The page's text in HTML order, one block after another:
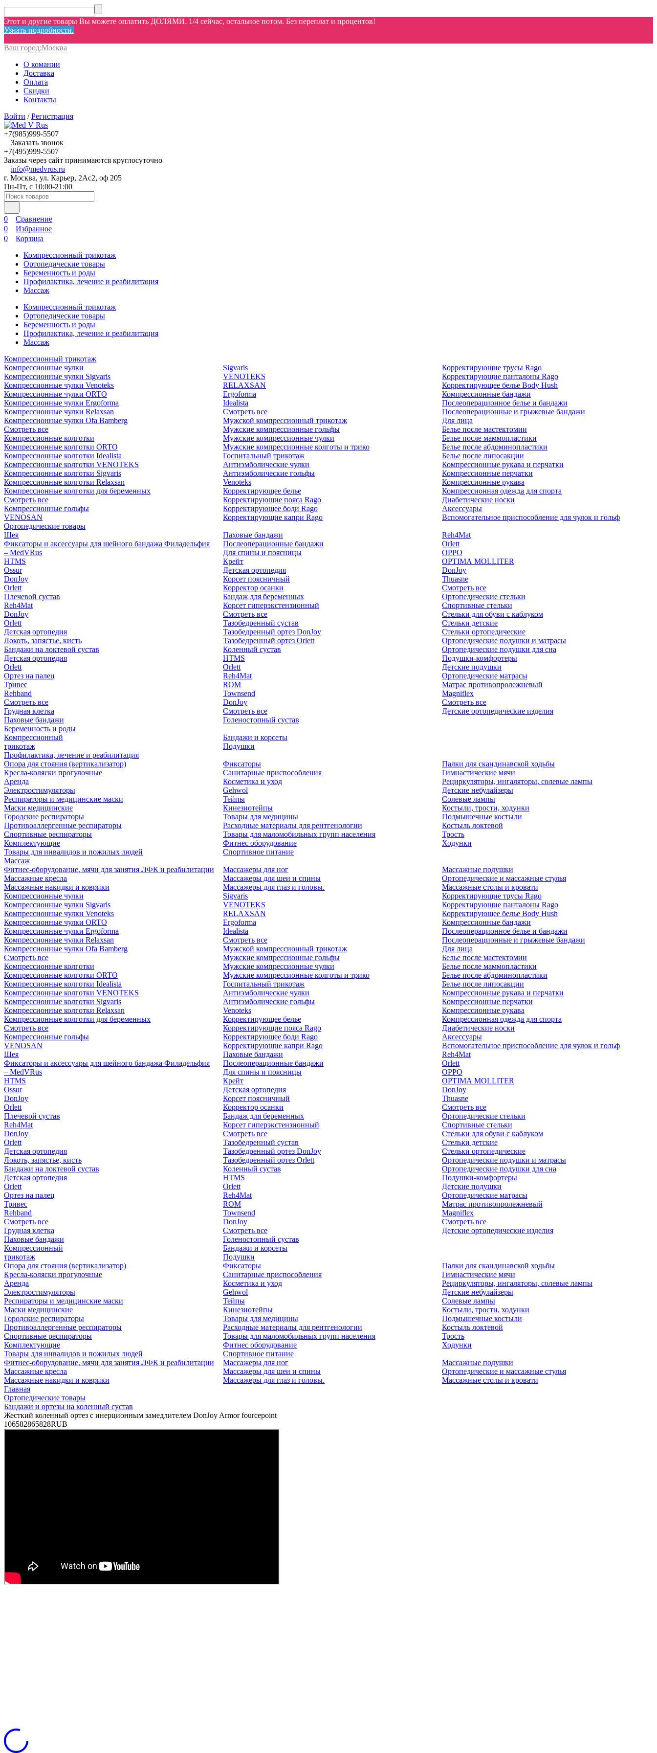
Этот и другие товары Вы можете оплатить ДОЛЯМИ. 1/4 сейчас, остальное потом. Без переплат и процентов!
Узнать подробности.
Ваш город:Москва
О комании
Доставка
Оплата
Скидки
Контакты
Войти /Регистрация
+7(985)999-5507
Заказать звонок
+7(495)999-5507
Заказы через сайт принимаются круглосуточно
info@medvrus.ru
г. Москва, ул. Карьер, 2Ас2, оф 205
Пн-Пт, с 10:00-21:00
0
Сравнение
0
Избранное
0
Корзина
Компрессионный трикотаж
Ортопедические товары
Беременность и роды
Профилактика, лечение и реабилитация
Массаж
Компрессионный трикотаж
Ортопедические товары
Беременность и роды
Профилактика, лечение и реабилитация
Массаж
Компрессионный трикотаж
Компрессионные чулки
Компрессионные чулки Sigvaris
Компрессионные чулки Venoteks
Компрессионные чулки ORTO
Компрессионные чулки Ergoforma
Компрессионные чулки Relaxsan
Компрессионные чулки Ofa Bamberg
Смотреть все
Компрессионные колготки
Компрессионные колготки ORTO
Компрессионные колготки Idealista
Компрессионные колготки VENOTEKS
Компрессионные колготки Sigvaris
Компрессионные колготки Relaxsan
Компрессионные колготки для беременных
Смотреть все
Компрессионные гольфы
VENOSAN
Sigvaris
VENOTEKS
RELAXSAN
Ergoforma
Idealista
Смотреть все
Мужской компрессионный трикотаж
Мужские компрессионные гольфы
Мужские компрессионные чулки
Мужские компрессионные колготы и трико
Госпитальный трикотаж
Антиэмболические чулки
Антиэмболические гольфы
Venoteks
Корректирующее белье
Корректирующие пояса Rago
Корректирующее боди Rago
Корректирующие капри Rago
Корректирующие трусы Rago
Корректирующие панталоны Rago
Корректирующее белье Body Hush
Компрессионные бандажи
Послеоперационное белье и бандажи
Послеоперационные и грыжевые бандажи
Для лица
Белье после мастектомии
Белье после маммопластики
Белье после абдоминопластики
Белье после липосакции
Компрессионные рукава и перчатки
Компрессионные перчатки
Компрессионные рукава
Компрессионная одежда для спорта
Диабетические носки
Аксессуары
Вспомогательное приспособление для чулок и гольф
Ортопедические товары
Шея
Фиксаторы и аксессуары для шейного бандажа Филадельфия
– MedVRus
HTMS
Ossur
DonJoy
Orlett
Плечевой сустав
Reh4Mat
DonJoy
Orlett
Детская ортопедия
Локоть, запястье, кисть
Бандажи на локтевой сустав
Детская ортопедия
Orlett
Ортез на палец
Тривес
Rehband
Смотреть все
Грудная клетка
Паховые бандажи
Паховые бандажи
Послеоперационные бандажи
Для спины и поясницы
Крейт
Детская ортопедия
Корсет поясничный
Корректор осанки
Бандаж для беременных
Корсет гиперэкстензионный
Смотреть все
Тазобедренный сустав
Тазобедренный ортез DonJoy
Тазобедренный ортез Orlett
Коленный сустав
HTMS
Orlett
Reh4Mat
ROM
Townsend
DonJoy
Смотреть все
Голеностопный сустав
Reh4Mat
Orlett
OPPO
OPTIMA MOLLITER
DonJoy
Thuasne
Смотреть все
Ортопедические стельки
Спортивные стельки
Стельки для обуви с каблуком
Стельки детские
Стельки ортопедические
Ортопедические подушки и матрасы
Ортопедические подушки для сна
Подушки-комфортеры
Детские подушки
Ортопедические матрасы
Матрас противопролежневый
Magniflex
Смотреть все
Детские ортопедические изделия
Беременность и роды
Компрессионный
трикотаж
Бандажи и корсеты
Подушки
Профилактика, лечение и реабилитация
Опора для стояния (вертикализатор)
Кресла-коляски прогулочные
Аренда
Электростимуляторы
Респираторы и медицинские маски
Маски медицинские
Городские респираторы
Противоаллергенные респираторы
Спортивные респираторы
Комплектующие
Товары для инвалидов и пожилых людей
Фиксаторы
Санитарные приспособления
Косметика и уход
Gehwol
Тейпы
Кинезиотейпы
Товары для медицины
Расходные материалы для рентгенологии
Товары для маломобильных групп населения
Фитнес оборудование
Спортивное питание
Палки для скандинавской ходьбы
Гимнастические мячи
Рециркуляторы, ингаляторы, солевые лампы
Детские небулайзеры
Солевые лампы
Костыли, трости, ходунки
Подмышечные костыли
Костыль локтевой
Трость
Ходунки
Массаж
Фитнес-оборудование, мячи для занятия ЛФК и реабилитации
Массажные кресла
Массажные накидки и коврики
Массажеры для ног
Массажеры для шеи и спины
Массажеры для глаз и головы.
Массажные подушки
Ортопедические и массажные стулья
Массажные столы и кровати
Компрессионные чулки
Компрессионные чулки Sigvaris
Компрессионные чулки Venoteks
Компрессионные чулки ORTO
Компрессионные чулки Ergoforma
Компрессионные чулки Relaxsan
Компрессионные чулки Ofa Bamberg
Смотреть все
Компрессионные колготки
Компрессионные колготки ORTO
Компрессионные колготки Idealista
Компрессионные колготки VENOTEKS
Компрессионные колготки Sigvaris
Компрессионные колготки Relaxsan
Компрессионные колготки для беременных
Смотреть все
Компрессионные гольфы
VENOSAN
Sigvaris
VENOTEKS
RELAXSAN
Ergoforma
Idealista
Смотреть все
Мужской компрессионный трикотаж
Мужские компрессионные гольфы
Мужские компрессионные чулки
Мужские компрессионные колготы и трико
Госпитальный трикотаж
Антиэмболические чулки
Антиэмболические гольфы
Venoteks
Корректирующее белье
Корректирующие пояса Rago
Корректирующее боди Rago
Корректирующие капри Rago
Корректирующие трусы Rago
Корректирующие панталоны Rago
Корректирующее белье Body Hush
Компрессионные бандажи
Послеоперационное белье и бандажи
Послеоперационные и грыжевые бандажи
Для лица
Белье после мастектомии
Белье после маммопластики
Белье после абдоминопластики
Белье после липосакции
Компрессионные рукава и перчатки
Компрессионные перчатки
Компрессионные рукава
Компрессионная одежда для спорта
Диабетические носки
Аксессуары
Вспомогательное приспособление для чулок и гольф
Шея
Фиксаторы и аксессуары для шейного бандажа Филадельфия
– MedVRus
HTMS
Ossur
DonJoy
Orlett
Плечевой сустав
Reh4Mat
DonJoy
Orlett
Детская ортопедия
Локоть, запястье, кисть
Бандажи на локтевой сустав
Детская ортопедия
Orlett
Ортез на палец
Тривес
Rehband
Смотреть все
Грудная клетка
Паховые бандажи
Паховые бандажи
Послеоперационные бандажи
Для спины и поясницы
Крейт
Детская ортопедия
Корсет поясничный
Корректор осанки
Бандаж для беременных
Корсет гиперэкстензионный
Смотреть все
Тазобедренный сустав
Тазобедренный ортез DonJoy
Тазобедренный ортез Orlett
Коленный сустав
HTMS
Orlett
Reh4Mat
ROM
Townsend
DonJoy
Смотреть все
Голеностопный сустав
Reh4Mat
Orlett
OPPO
OPTIMA MOLLITER
DonJoy
Thuasne
Смотреть все
Ортопедические стельки
Спортивные стельки
Стельки для обуви с каблуком
Стельки детские
Стельки ортопедические
Ортопедические подушки и матрасы
Ортопедические подушки для сна
Подушки-комфортеры
Детские подушки
Ортопедические матрасы
Матрас противопролежневый
Magniflex
Смотреть все
Детские ортопедические изделия
Компрессионный
трикотаж
Бандажи и корсеты
Подушки
Опора для стояния (вертикализатор)
Кресла-коляски прогулочные
Аренда
Электростимуляторы
Респираторы и медицинские маски
Маски медицинские
Городские респираторы
Противоаллергенные респираторы
Спортивные респираторы
Комплектующие
Товары для инвалидов и пожилых людей
Фиксаторы
Санитарные приспособления
Косметика и уход
Gehwol
Тейпы
Кинезиотейпы
Товары для медицины
Расходные материалы для рентгенологии
Товары для маломобильных групп населения
Фитнес оборудование
Спортивное питание
Палки для скандинавской ходьбы
Гимнастические мячи
Рециркуляторы, ингаляторы, солевые лампы
Детские небулайзеры
Солевые лампы
Костыли, трости, ходунки
Подмышечные костыли
Костыль локтевой
Трость
Ходунки
Фитнес-оборудование, мячи для занятия ЛФК и реабилитации
Массажные кресла
Массажные накидки и коврики
Массажеры для ног
Массажеры для шеи и спины
Массажеры для глаз и головы.
Массажные подушки
Ортопедические и массажные стулья
Массажные столы и кровати
Главная
Ортопедические товары
Бандажи и ортезы на коленный сустав
Жесткий коленный ортез с инерционным замедлителем DonJoy Armor fourcepoint
106582865828RUB